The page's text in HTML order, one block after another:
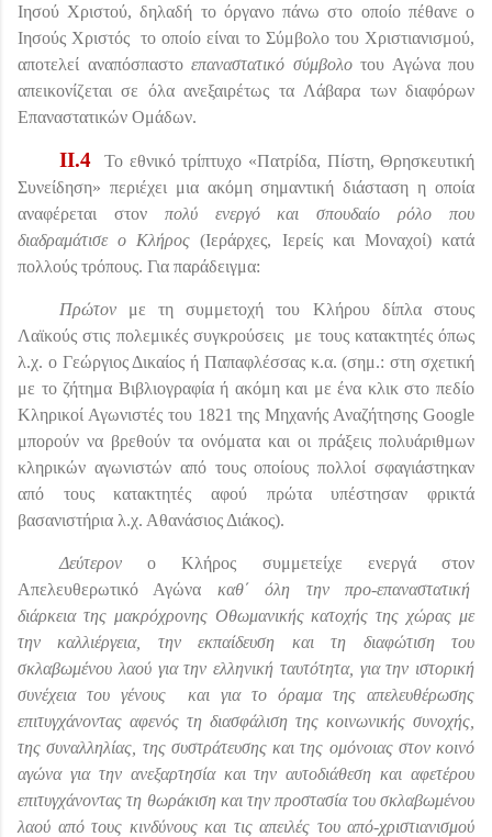
Ιησού Χριστού, δηλαδή το όργανο πάνω στο οποίο πέθανε ο
Ιησούς Χριστός το οποίο είναι το Σύμβολο του Χριστιανισμού,
αποτελεί αναπόσπαστο επαναστατικό σύμβολο του Αγώνα που
απεικονίζεται σε όλα ανεξαιρέτως τα Λάβαρα των διαφόρων
Επαναστατικών Ομάδων.
II.4 Το εθνικό τρίπτυχο «Πατρίδα, Πίστη, Θρησκευτική
Συνείδηση» περιέχει μια ακόμη σημαντική διάσταση η οποία
αναφέρεται στον πολύ ενεργό και σπουδαίο ρόλο που
διαδραμάτισε ο Κλήρος (Ιεράρχες, Ιερείς και Μοναχοί) κατά
πολλούς τρόπους. Για παράδειγμα:
Πρώτονμε τη συμμετοχή του Κλήρου δίπλα στους
Λαϊκούς στις πολεμικές συγκρούσεις
με τους κατακτητές όπως
λ.χ. ο Γεώργιος Δικαίος ή Παπαφλέσσας κ.α. (σημ.: στη σχετική
με το ζήτημα Βιβλιογραφία ή ακόμη και με ένα κλικ στο πεδίο
Κληρικοί Αγωνιστές του 1821 της Μηχανής Αναζήτησης Google
μπορούν να βρεθούν τα ονόματα και οι πράξεις πολυάριθμων
κληρικών αγωνιστών από τους οποίους πολλοί σφαγιάστηκαν
από τους κατακτητές αφού πρώτα υπέστησαν φρικτά
βασανιστήρια λ.χ. Αθανάσιος Διάκος).
Δεύτερονο Κλήρος συμμετείχε ενεργά στον
Απελευθερωτικό Αγώνα καθ΄ όλη την προ-επαναστατική
διάρκεια της μακρόχρονης Οθωμανικής κατοχής της χώρας με
την καλλιέργεια, την εκπαίδευση και τη διαφώτιση του
σκλαβωμένου λαού για την ελληνική ταυτότητα, για την ιστορική
συνέχεια του γένους
και για το όραμα της απελευθέρωσης
επιτυγχάνοντας αφενός τη διασφάλιση της κοινωνικής συνοχής,
της συναλληλίας, της συστράτευσης και της ομόνοιας στον κοινό
αγώνα για την ανεξαρτησία και την αυτοδιάθεση και αφετέρου
επιτυγχάνοντας τη θωράκιση και την προστασία του σκλαβωμένου
λαού από τους κινδύνους και τις απειλές του από-χριστιανισμού